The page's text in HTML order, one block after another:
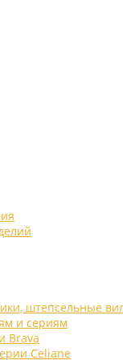
штепсельные
и сериям
Brava
Celiane